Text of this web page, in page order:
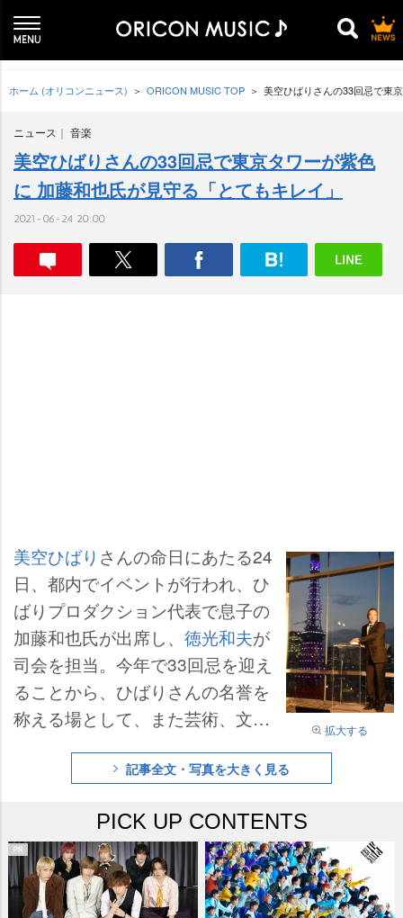
ホーム (オリコンニュース) ORICON MUSIC TOP 美空ひばりさんの33回忌で東
ニュース 音楽
美空ひばりさんの33回忌で東京タワーが紫色
に 加藤和也氏が見守る「とてもキレイ」
2021-06-24 20:00
拡大する
美空ひばり さんの命日にあたる24
日、都内でイベントが行われ、ひ
ばりプロダクション代表で息子の
加藤和也氏が出席し、 徳光和夫が
司会を担当。今年で33回忌を迎え
ることから、ひばりさんの名誉を
称える場として、また芸術、文
ロナ禍の最前線で戦っている医療
る場として、イメージカラーであ
る紫色のライトアップを東京タワ
ーに点灯した。
記事全文・写真を大きく見る
PICK UP CONTENTS